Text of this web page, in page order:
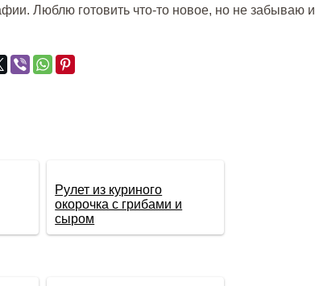
Люблю готовить что-то новое, но не забываю и
Рулет из куриного
окорочка с грибами и
сыром